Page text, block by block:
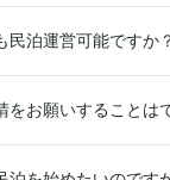
をお願いすることは